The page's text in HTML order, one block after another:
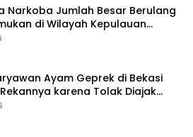
Narkoba Jumlah Besar Berulang
di Wilayah Kepulauan
Ayam Geprek di Bekasi
karena Tolak Diajak
Majikan